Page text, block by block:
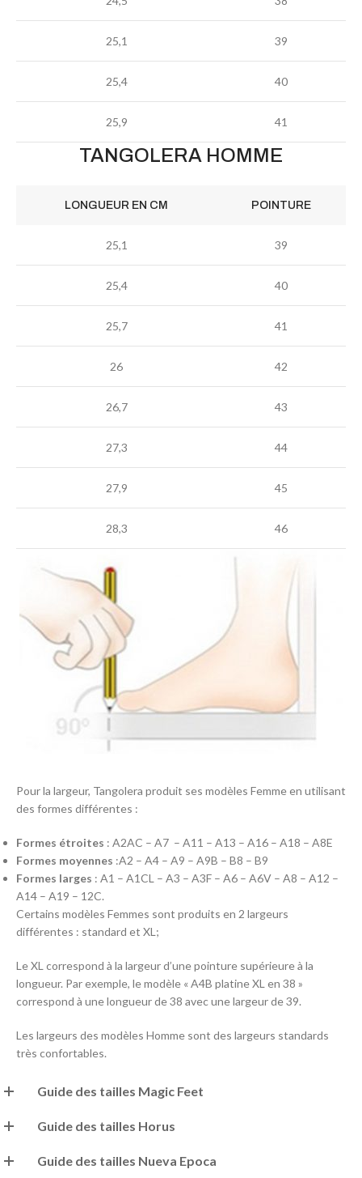
25,1 39
25,4 40
25,9 41
TANGOLERA HOMME
LONGUEUR EN CM POINTURE
25,1 39
25,4 40
25,7 41
26 42
26,7 43
27,3 44
27,9 45
28,3 46
Pour la largeur, Tangolera produit ses modèles Femme en utilisant
des formes différentes :
Formes étroites : A2AC – A7 – A11 – A13 – A16 – A18 – A8E
Formes moyennes :A2 – A4 – A9 – A9B – B8 – B9
Formes larges : A1 – A1CL – A3 – A3F – A6 – A6V – A8 – A12 –
A14 – A19 – 12C.
Certains modèles Femmes sont produits en 2 largeurs
différentes : standard et XL;
Le XL correspond à la largeur d’une pointure supérieure à la
longueur. Par exemple, le modèle « A4B platine XL en 38 »
correspond à une longueur de 38 avec une largeur de 39.
Les largeurs des modèles Homme sont des largeurs standards
très confortables.
Guide des tailles Magic Feet
Guide des tailles Horus
Guide des tailles Nueva Epoca